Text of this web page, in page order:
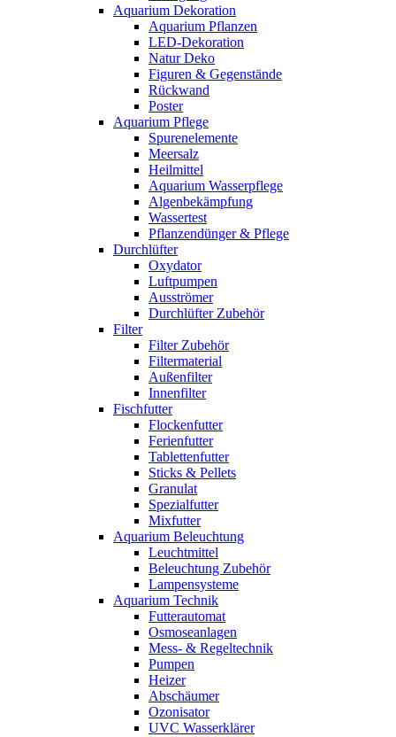
Aquarium Dekoration
Aquarium Pflanzen
LED-Dekoration
Natur Deko
Figuren & Gegenstände
Rückwand
Poster
Aquarium Pflege
Spurenelemente
Meersalz
Heilmittel
Aquarium Wasserpflege
Algenbekämpfung
Wassertest
Pflanzendünger & Pflege
Durchlüfter
Oxydator
Luftpumpen
Ausströmer
Durchlüfter Zubehör
Filter
Filter Zubehör
Filtermaterial
Außenfilter
Innenfilter
Fischfutter
Flockenfutter
Ferienfutter
Tablettenfutter
Sticks & Pellets
Granulat
Spezialfutter
Mixfutter
Aquarium Beleuchtung
Leuchtmittel
Beleuchtung Zubehör
Lampensysteme
Aquarium Technik
Futterautomat
Osmoseanlagen
Mess- & Regeltechnik
Pumpen
Heizer
Abschäumer
Ozonisator
UVC Wasserklärer